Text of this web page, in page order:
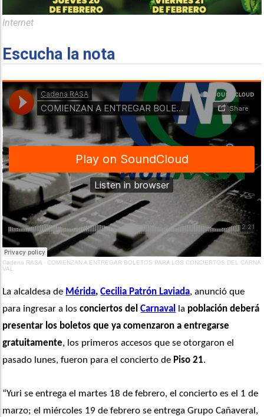
Internet
Escucha la nota
Cadena RASA · COMIENZAN A ENTREGAR BOLETOS PARA LOS CONCIERTOS DEL CARNA
VAL
La alcaldesa de Mérida, Cecilia Patrón Laviada, anunció que
para ingresar a los conciertos del Carnaval la población deberá
presentar los boletos que ya comenzaron a entregarse
gratuitamente, los primeros accesos que se otorgaron el
pasado lunes, fueron para el concierto de Piso 21.
“Yuri se entrega el martes 18 de febrero, el concierto es el 1 de
marzo; el miércoles 19 de febrero se entrega Grupo Cañaveral,